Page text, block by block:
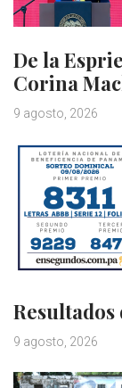
De la
Corina
9 agosto, 2026
Resultados
9 agosto, 2026